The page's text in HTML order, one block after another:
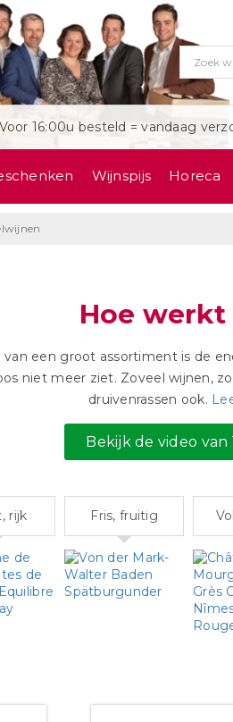
Voor 16:00u besteld = vandaag
Wijnspijs Horeca
Hoe werkt
van een groot assortiment is de
niet meer ziet. Zoveel wijnen,
druivenrassen ook.
Bekijk de video van
rijk Fris, fruitig